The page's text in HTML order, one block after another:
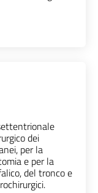
dei
per la
e per la
del tronco e